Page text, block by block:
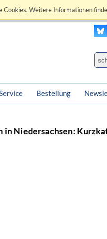
Weitere Informationen
Bestellung
Niedersachsen: